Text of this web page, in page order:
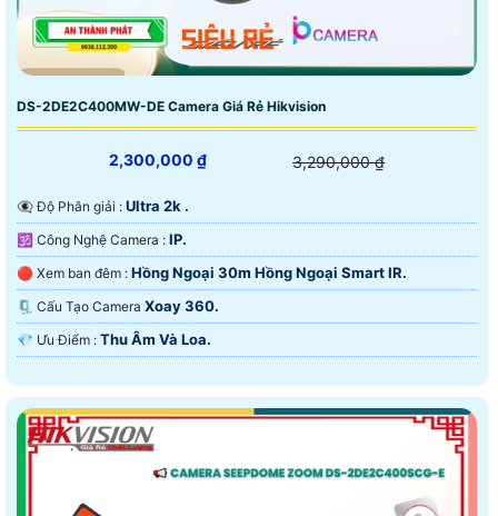
DS-2DE2C400MW-DE Camera Giá Rẻ Hikvision
2,300,000 ₫ 3,290,000 ₫
👁️‍🗨 Độ Phân giải : Ultra 2k .
🕉️ Công Nghệ Camera : IP.
🔴 Xem ban đêm : Hồng Ngoại 30m Hồng Ngoại Smart IR.
🗜️ Cấu Tạo Camera Xoay 360.
️💎 Ưu Điểm : Thu Âm Và Loa.